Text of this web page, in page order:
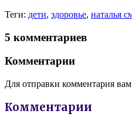
Теги: дети, здоровье, наталья
5 комментариев
Комментарии
Для отправки комментария
Комментарии